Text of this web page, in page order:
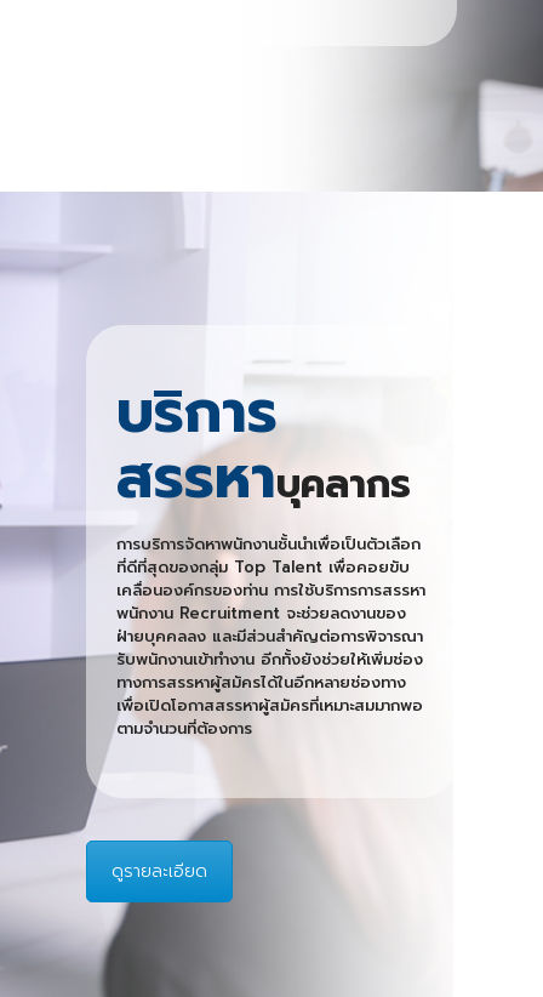
บริการ
สรรหาบุคลากร
การบริการจัดหาพนักงานชั้นนำเพื่อเป็นตัวเลือก
ที่ดีที่สุดของกลุ่ม Top Talent เพื่อคอยขับ
เคลื่อนองค์กรของท่าน การใช้บริการการสรรหา
พนักงาน Recruitment จะช่วยลดงานของ
ฝ่ายบุคคลลง และมีส่วนสำคัญต่อการพิจารณา
รับพนักงานเข้าทำงาน อีกทั้งยังช่วยให้เพิ่มช่อง
ทางการสรรหาผู้สมัครได้ในอีกหลายช่องทาง
เพื่อเปิดโอกาสสรรหาผู้สมัครที่เหมาะสมมากพอ
ตามจำนวนที่ต้องการ
ดูรายละเอียด